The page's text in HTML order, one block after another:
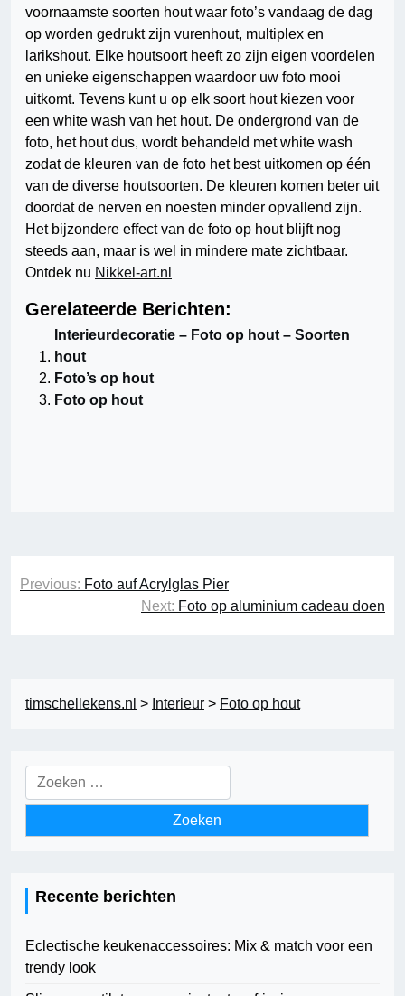
voornaamste soorten hout waar foto’s vandaag de dag
op worden gedrukt zijn vurenhout, multiplex en
larikshout. Elke houtsoort heeft zo zijn eigen voordelen
en unieke eigenschappen waardoor uw foto mooi
uitkomt. Tevens kunt u op elk soort hout kiezen voor
een white wash van het hout. De ondergrond van de
foto, het hout dus, wordt behandeld met white wash
zodat de kleuren van de foto het best uitkomen op één
van de diverse houtsoorten. De kleuren komen beter uit
doordat de nerven en noesten minder opvallend zijn.
Het bijzondere effect van de foto op hout blijft nog
steeds aan, maar is wel in mindere mate zichtbaar.
Ontdek nu Nikkel-art.nl
Gerelateerde Berichten:
Interieurdecoratie – Foto op hout – Soorten
hout
Foto’s op hout
Foto op hout
Bericht
Previous: Foto auf Acrylglas Pier
Next: Foto op aluminium cadeau doen
timschellekens.nl > Interieur > Foto op hout
Zoeken
naar:
Recente berichten
Eclectische keukenaccessoires: Mix & match voor een
trendy look